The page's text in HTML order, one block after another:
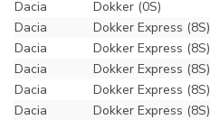
Dacia
Dokker (0S)
Dacia
Dokker Express (8S)
Dacia
Dokker Express (8S)
Dacia
Dokker Express (8S)
Dacia
Dokker Express (8S)
Dacia
Dokker Express (8S)